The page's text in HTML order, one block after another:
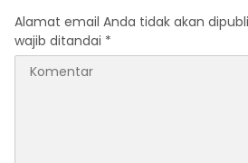
Alamat email Anda tidak akan
wajib ditandai *